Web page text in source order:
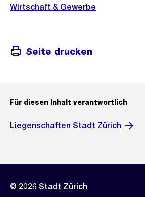
Wirtschaft & Gewerbe
Seite drucken
Für diesen Inhalt verantwortlich
Liegenschaften Stadt Zürich
© 2026 Stadt Zürich